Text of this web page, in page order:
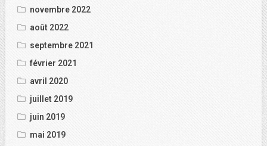
novembre 2022
août 2022
septembre 2021
février 2021
avril 2020
juillet 2019
juin 2019
mai 2019